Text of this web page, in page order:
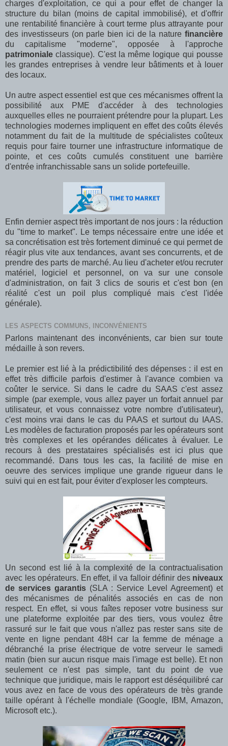
charges d'exploitation, ce qui a pour effet de changer la
structure du bilan (moins de capital immobilisé), et d'offrir
une rentabilité financière à court terme plus attrayante pour
des investisseurs (on parle bien ici de la nature financière
du capitalisme "moderne", opposée à l'approche
patrimoniale classique). C'est la même logique qui pousse
les grandes entreprises à vendre leur bâtiments et à louer
des locaux.
Un autre aspect essentiel est que ces mécanismes offrent la
possibilité aux PME d'accéder à des technologies
auxquelles elles ne pourraient prétendre pour la plupart. Les
technologies modernes impliquent en effet des coûts élevés
notamment du fait de la multitude de spécialistes coûteux
requis pour faire tourner une infrastructure informatique de
pointe, et ces coûts cumulés constituent une barrière
d'entrée infranchissable sans un solide portefeuille.
Enfin dernier aspect très important de nos jours : la réduction
du "time to market". Le temps nécessaire entre une idée et
sa concrétisation est très fortement diminué ce qui permet de
réagir plus vite aux tendances, avant ses concurrents, et de
prendre des parts de marché. Au lieu d'acheter et/ou recruter
matériel, logiciel et personnel, on va sur une console
d'administration, on fait 3 clics de souris et c'est bon (en
réalité c'est un poil plus compliqué mais c'est l'idée
générale).
LES ASPECTS COMMUNS, INCONVÉNIENTS
Parlons maintenant des inconvénients, car bien sur toute
médaille à son revers.
Le premier est lié à la prédictibilité des dépenses : il est en
effet très difficile parfois d'estimer à l'avance combien va
coûter le service. Si dans le cadre du SAAS c'est assez
simple (par exemple, vous allez payer un forfait annuel par
utilisateur, et vous connaissez votre nombre d'utilisateur),
c'est moins vrai dans le cas du PAAS et surtout du IAAS.
Les modèles de facturation proposés par les opérateurs sont
très complexes et les opérandes délicates à évaluer. Le
recours à des prestataires spécialisés est ici plus que
recommandé. Dans tous les cas, la facilité de mise en
oeuvre des services implique une grande rigueur dans le
suivi qui en est fait, pour éviter d'exploser les compteurs.
Un second est lié à la complexité de la contractualisation
avec les opérateurs. En effet, il va falloir définir des niveaux
de services garantis (SLA : Service Level Agreement) et
des mécanismes de pénalités associés en cas de non
respect. En effet, si vous faîtes reposer votre business sur
une plateforme exploitée par des tiers, vous voulez être
rassuré sur le fait que vous n'allez pas rester sans site de
vente en ligne pendant 48H car la femme de ménage a
débranché la prise électrique de votre serveur le samedi
matin (bien sur aucun risque mais l'image est belle). Et non
seulement ce n'est pas simple, tant du point de vue
technique que juridique, mais le rapport est déséquilibré car
vous avez en face de vous des opérateurs de très grande
taille opérant à l'échelle mondiale (Google, IBM, Amazon,
Microsoft etc.).